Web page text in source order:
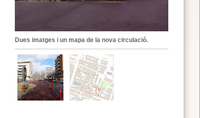
Dues imatges i un mapa de la nova circulació.